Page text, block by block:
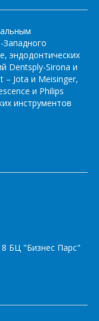
эндодонтических
Dentsply-Sirona и
– Jota и Meisinger,
и Philips
инструментов
БЦ "Бизнес Парс"